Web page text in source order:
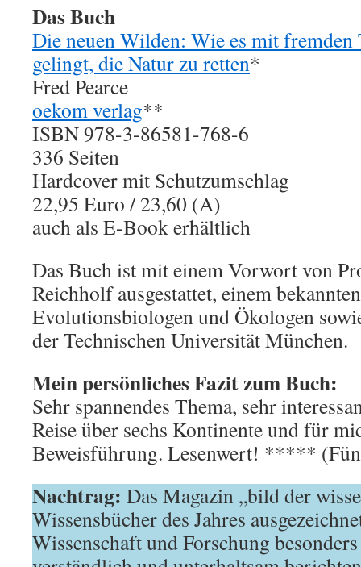
Das Buch
Die neuen Wilden: Wie es mit fremden
gelingt, die Natur zu retten*
Fred Pearce
oekom verlag**
ISBN 978-3-86581-768-6
336 Seiten
Hardcover mit Schutzumschlag
22,95 Euro / 23,60 (A)
auch als E-Book erhältlich
Das Buch ist mit einem Vorwort von
Reichholf ausgestattet, einem
Evolutionsbiologen und Ökologen
der Technischen Universität München.
Mein persönliches Fazit zum Buch:
Sehr spannendes Thema, sehr
Reise über sechs Kontinente und für
Beweisführung. Lesenwert! *****
Nachtrag: Das Magazin „bild der
Wissensbücher des Jahres
Wissenschaft und Forschung